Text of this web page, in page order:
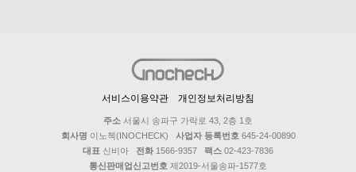
서비스이용약관 개인정보처리방침
주소 서울시 송파구 가락로 43, 2층 1호
회사명 이노첵(INOCHECK) 사업자 등록번호 645-24-00890
대표 신비아 전화 1566-9357 팩스 02-423-7836
통신판매업신고번호 제2019-서울송파-1577호